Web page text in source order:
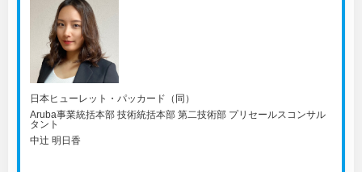
日本ヒューレット・パッカード（同）
Aruba事業統括本部 技術統括本部 第二技術部 プリセールスコンサル
タント
中辻 明日香